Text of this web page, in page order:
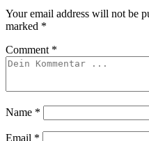
Your email address will not be
marked *
Comment *
Name *
Email *